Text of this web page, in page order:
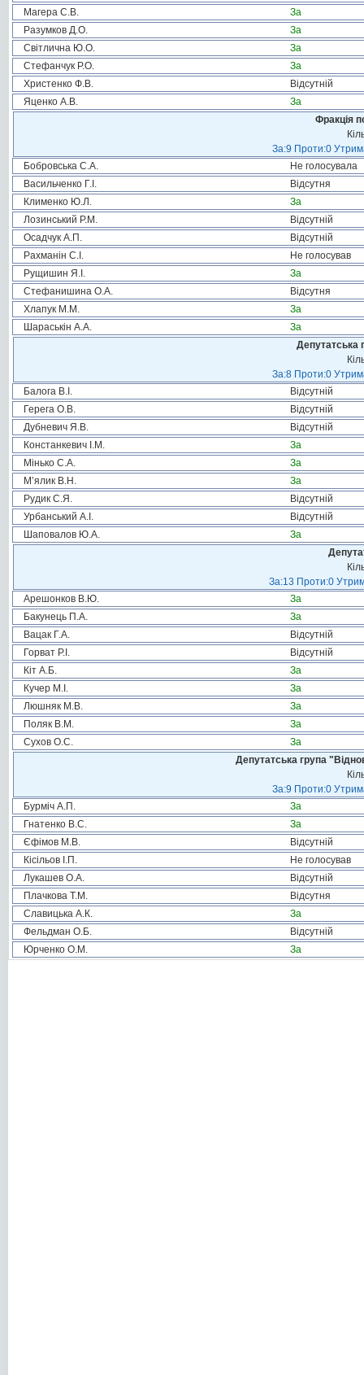
Магера С.В.
За
Разумков Д.О.
За
Світлична Ю.О.
За
Стефанчук Р.О.
За
Христенко Ф.В.
Відсутній
Яценко А.В.
За
Фракція
За:9 Проти:0
Бобровська С.А.
Не голосувала
Васильченко Г.І.
Відсутня
Клименко Ю.Л.
За
Лозинський Р.М.
Відсутній
Осадчук А.П.
Відсутній
Рахманін С.І.
Не голосував
Рущишин Я.І.
За
Стефанишина О.А.
Відсутня
Хлапук М.М.
За
Шараськін А.А.
За
Депутатська
За:8 Проти:0
Балога В.І.
Відсутній
Герега О.В.
Відсутній
Дубневич Я.В.
Відсутній
Констанкевич І.М.
За
Мінько С.А.
За
М’ялик В.Н.
За
Рудик С.Я.
Відсутній
Урбанський А.І.
Відсутній
Шаповалов Ю.А.
За
За:13 Проти:0
Арешонков В.Ю.
За
Бакунець П.А.
За
Вацак Г.А.
Відсутній
Горват Р.І.
Відсутній
Кіт А.Б.
За
Кучер М.І.
За
Люшняк М.В.
За
Поляк В.М.
За
Сухов О.С.
За
Депутатська група
За:9 Проти:0
Бурміч А.П.
За
Гнатенко В.С.
За
Єфімов М.В.
Відсутній
Кісільов І.П.
Не голосував
Лукашев О.А.
Відсутній
Плачкова Т.М.
Відсутня
Славицька А.К.
За
Фельдман О.Б.
Відсутній
Юрченко О.М.
За